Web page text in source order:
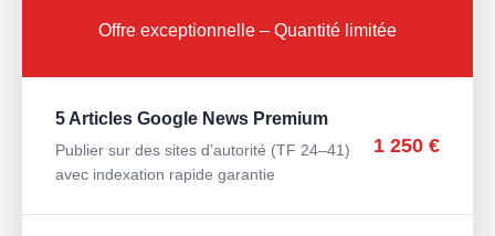
Offre exceptionnelle – Quantité limitée
5 Articles Google News Premium
Publier sur des sites d’autorité (TF 24–41)
avec indexation rapide garantie
1 250 €